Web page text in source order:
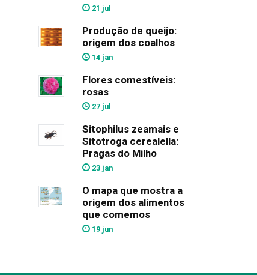
21 jul
Produção de queijo:
origem dos coalhos
14 jan
Flores comestíveis:
rosas
27 jul
Sitophilus zeamais e
Sitotroga cerealella:
Pragas do Milho
23 jan
O mapa que mostra a
origem dos alimentos
que comemos
19 jun